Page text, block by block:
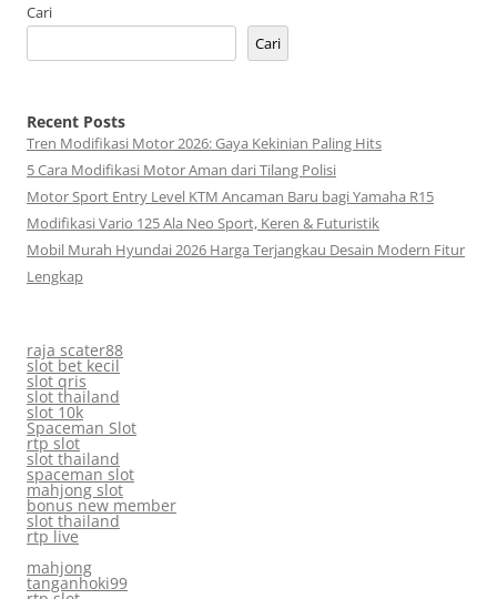
Cari
Cari
Recent Posts
Tren Modifikasi Motor 2026: Gaya Kekinian Paling Hits
5 Cara Modifikasi Motor Aman dari Tilang Polisi
Motor Sport Entry Level KTM Ancaman Baru bagi Yamaha R15
Modifikasi Vario 125 Ala Neo Sport, Keren & Futuristik
Mobil Murah Hyundai 2026 Harga Terjangkau Desain Modern Fitur
Lengkap
raja scater88
slot bet kecil
slot qris
slot thailand
slot 10k
Spaceman Slot
rtp slot
slot thailand
spaceman slot
mahjong slot
bonus new member
slot thailand
rtp live
mahjong
tanganhoki99